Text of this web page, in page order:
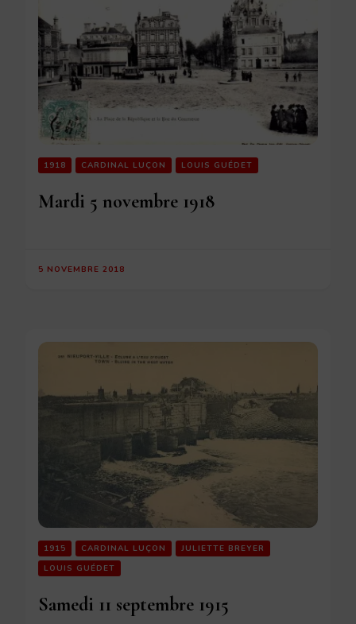
1918 CARDINAL LUÇON LOUIS GUÉDET
Mardi 5 novembre 1918
5 NOVEMBRE 2018
1915 CARDINAL LUÇON
JULIETTE BREYER
LOUIS GUÉDET
Samedi 11 septembre 1915